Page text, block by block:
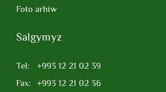
Foto arhiw
Salgymyz
Tel:
+993 12 21 02 39
Fax: +993 12 21 02 36